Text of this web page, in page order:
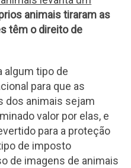
animais tiraram as
têm o direito de
algum tipo de
para que as
dos animais sejam
valor por elas, e
para a proteção
de imposto
de imagens de animais